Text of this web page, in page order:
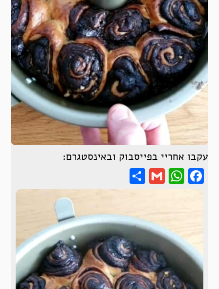
עקבו אחריי בפייסבוק ובאינסטגרם:
Facebook
WhatsApp
Gmail